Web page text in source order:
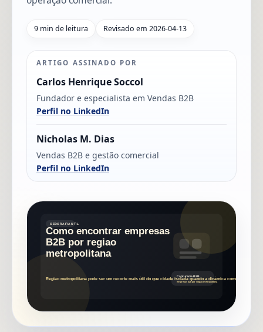
9 min de leitura Revisado em 2026-04-13
ARTIGO ASSINADO POR
Carlos Henrique Soccol
Fundador e especialista em Vendas B2B
Perfil no LinkedIn
Nicholas M. Dias
Vendas B2B e gestão comercial
Perfil no LinkedIn